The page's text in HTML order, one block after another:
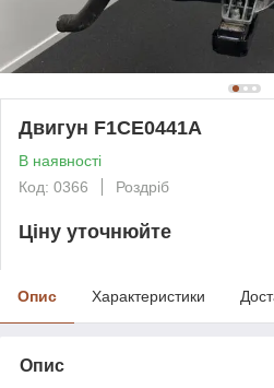
Двигун F1CE0441A
В наявності
Код: 0366
Роздріб
Ціну уточнюйте
Опис Характеристики
Опис